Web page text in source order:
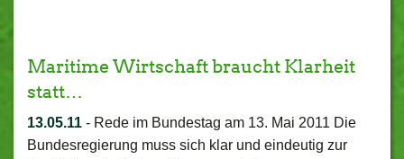
Maritime Wirtschaft braucht Klarheit
statt…
13.05.11 - Rede im Bundestag am 13. Mai 2011 Die
Bundesregierung muss sich klar und eindeutig zur